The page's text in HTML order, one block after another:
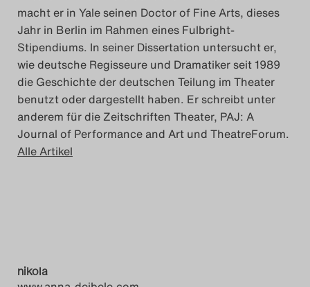
macht er in Yale seinen Doctor of Fine Arts, dieses
Jahr in Berlin im Rahmen eines Fulbright-
Stipendiums. In seiner Dissertation untersucht er,
wie deutsche Regisseure und Dramatiker seit 1989
die Geschichte der deutschen Teilung im Theater
benutzt oder dargestellt haben. Er schreibt unter
anderem für die Zeitschriften Theater, PAJ: A
Journal of Performance and Art und TheatreForum.
Alle Artikel
nikola